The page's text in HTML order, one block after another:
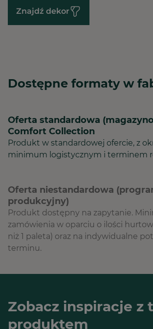
Znajdź dekor
Dostępne formaty w
Oferta standardowa
Comfort Collection
Produkt w standardowej ofercie, z
minimum logistycznym i terminem
Oferta niestandardowa
produkcyjny)
Produkt dostępny na zapytanie.
zamówienia w oparciu o ilości
niż 1 paleta) oraz na indywidualne
terminu.
Zobacz inspiracje z
produktem